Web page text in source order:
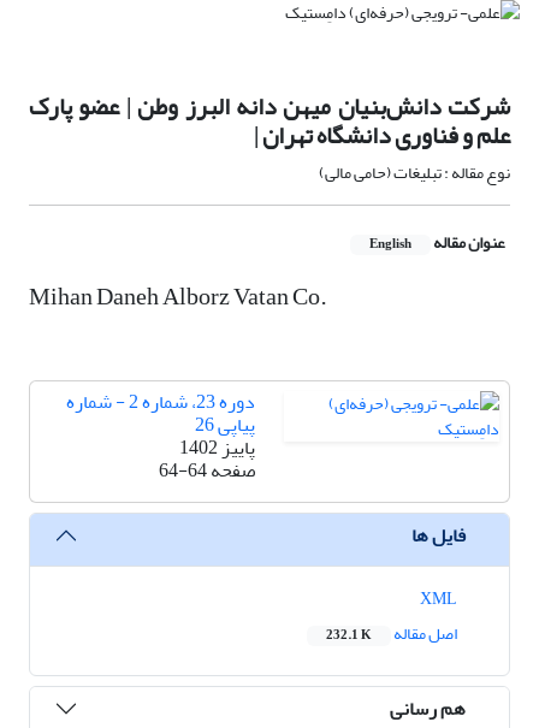
شرکت دانش‌بنیان میهن دانه البرز وطن | عضو پارک
علم و فناوری دانشگاه تهران |
نوع مقاله : تبلیغات (حامی مالی)
عنوان مقاله English
Mihan Daneh Alborz Vatan Co.
دوره 23، شماره 2 - شماره
پیاپی 26
پاییز 1402
صفحه64-64
فایل ها
اصل مقاله
232.1 K
هم رسانی